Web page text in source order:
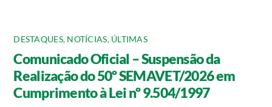
DESTAQUES, NOTÍCIAS, ÚLTIMAS
Comunicado Oficial – Suspensão da
Realização do 50º SEMAVET/2026 em
Cumprimento à Lei nº 9.504/1997